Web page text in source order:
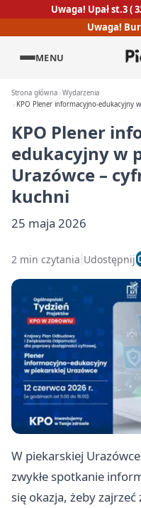
Uwaga! Upał st.3 (
Uwaga!
MENU
Strona główna Wydarzenia
KPO Plener informacyjno-edukacyjny
KPO Plener
edukacyjny w
Urazówce –
kuchni
25 maja 2026
2 min czytania Udostępnij
W piekarskiej
zwykłe spotkanie
się okazja, żeby